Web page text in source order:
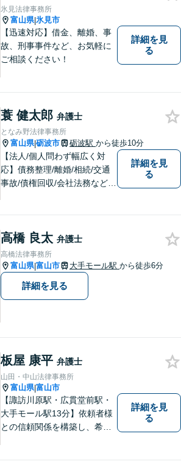
氷見法律事務所
富山県|氷見市
【迅速対応】借金、離婚、事
故、刑事事件など、お気軽に
ご相談ください！
詳細を見
る
蓑 健太郎 弁護士
となみ野法律事務所
富山県|砺波市 砺波駅 から徒歩10分
【法人/個人問わず幅広く対
応】債務整理/離婚/相続/交通
事故/債権回収/会社法務など幅
ますので、ぜひ一度ご相談く
ださい。【JR「砺波駅」10
分】
詳細を見
る
高橋 良太 弁護士
高橋法律事務所
富山県|富山市 大手モール駅 から徒歩6分
詳細を見る
板屋 康平 弁護士
山田・中山法律事務所
富山県|富山市
【諏訪川原駅・広貫堂前駅・
大手モール駅13分】依頼者様
との信頼関係を構築し、希望
詳細を見
る